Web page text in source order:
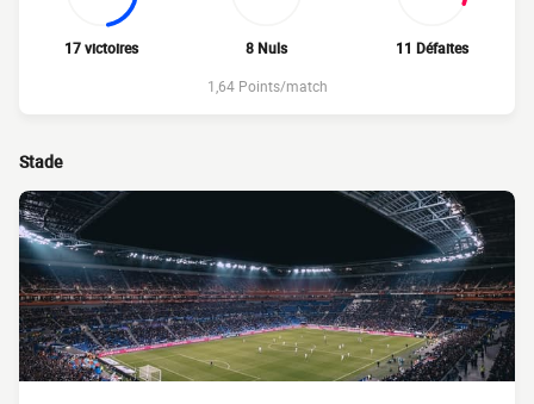
17 victoires 8 Nuls
11 Défaites
1,64 Points/match
Stade